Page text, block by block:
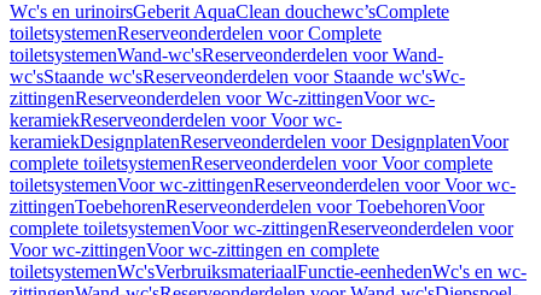
Wc's en urinoirsGeberit AquaClean douchewc’sComplete
toiletsystemenReserveonderdelen voor Complete
toiletsystemenWand-wc'sReserveonderdelen voor Wand-
wc'sStaande wc'sReserveonderdelen voor Staande wc'sWc-
zittingenReserveonderdelen voor Wc-zittingenVoor wc-
keramiekReserveonderdelen voor Voor wc-
keramiekDesignplatenReserveonderdelen voor DesignplatenVoor
complete toiletsystemenReserveonderdelen voor Voor complete
toiletsystemenVoor wc-zittingenReserveonderdelen voor Voor wc-
zittingenToebehorenReserveonderdelen voor ToebehorenVoor
complete toiletsystemenVoor wc-zittingenReserveonderdelen voor
Voor wc-zittingenVoor wc-zittingen en complete
toiletsystemenWc'sVerbruiksmateriaalFunctie-eenhedenWc's en wc-